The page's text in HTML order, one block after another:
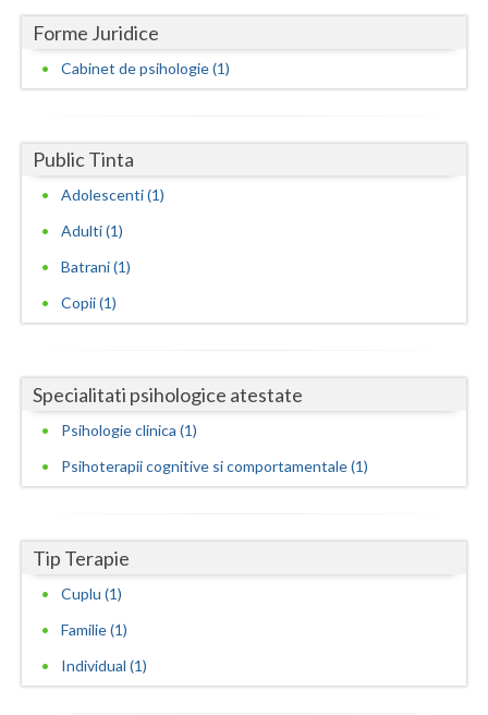
Hunedoara
Ialomita
Iasi
Ilfov
Maramures
Mehedinti
Mures
Olt
Salaj
Sibiu
Teleorman
Forme Juridice
Cabinet de psihologie (1)
Public Tinta
Adolescenti (1)
Adulti (1)
Batrani (1)
Copii (1)
Specialitati psihologice atestate
Psihologie clinica (1)
Psihoterapii cognitive si comportamentale (1)
Tip Terapie
Cuplu (1)
Familie (1)
Individual (1)